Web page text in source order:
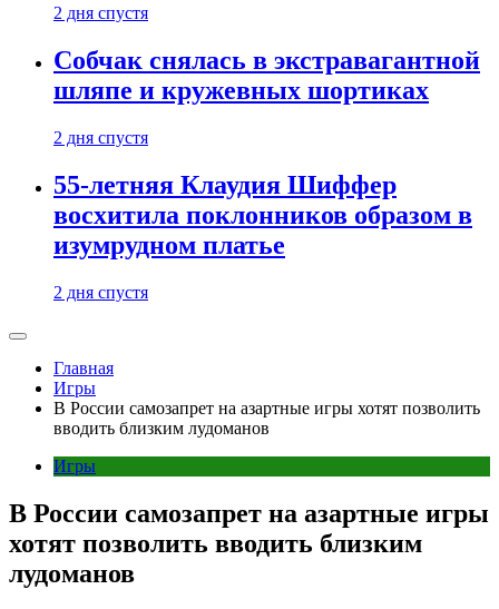
2 дня спустя
Собчак снялась в экстравагантной
шляпе и кружевных шортиках
2 дня спустя
55-летняя Клаудия Шиффер
восхитила поклонников образом в
изумрудном платье
2 дня спустя
Главная
Игры
В России самозапрет на азартные игры хотят позволить
вводить близким лудоманов
Игры
В России самозапрет на азартные игры
хотят позволить вводить близким
лудоманов